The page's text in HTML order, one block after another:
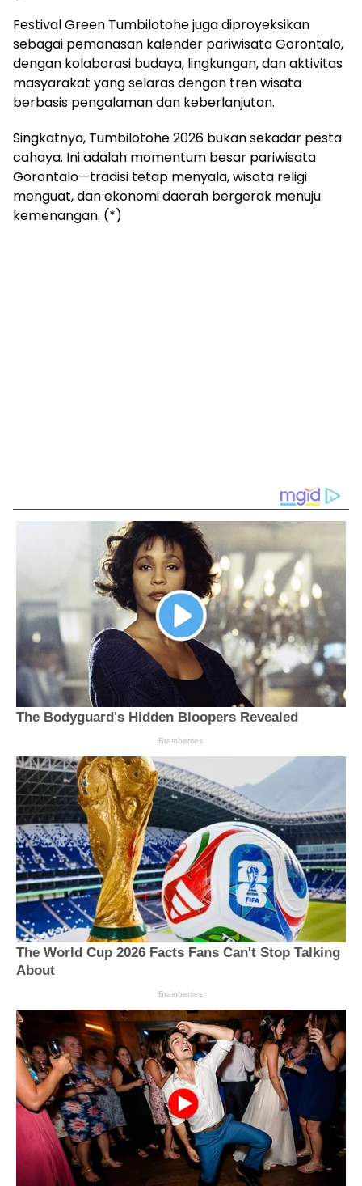
Festival Green Tumbilotohe juga diproyeksikan
sebagai pemanasan kalender pariwisata Gorontalo,
dengan kolaborasi budaya, lingkungan, dan aktivitas
masyarakat yang selaras dengan tren wisata
berbasis pengalaman dan keberlanjutan.
Singkatnya, Tumbilotohe 2026 bukan sekadar pesta
cahaya. Ini adalah momentum besar pariwisata
Gorontalo—tradisi tetap menyala, wisata religi
menguat, dan ekonomi daerah bergerak menuju
kemenangan. (*)